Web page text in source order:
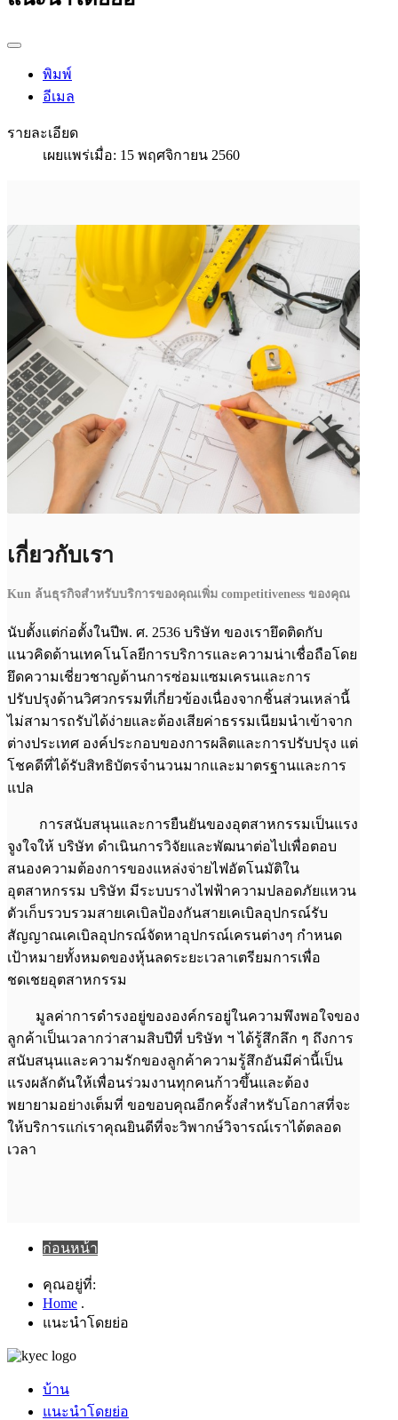
พิมพ์
อีเมล
รายละเอียด
เผยแพร่เมื่อ: 15 พฤศจิกายน 2560
เกี่ยวกับเรา
Kun ล้นธุรกิจสำหรับบริการของคุณเพิ่ม competitiveness ของคุณ
นับตั้งแต่ก่อตั้งในปีพ. ศ. 2536 บริษัท ของเรายึดติดกับ
แนวคิดด้านเทคโนโลยีการบริการและความน่าเชื่อถือโดย
ยึดความเชี่ยวชาญด้านการซ่อมแซมเครนและการ
ปรับปรุงด้านวิศวกรรมที่เกี่ยวข้องเนื่องจากชิ้นส่วนเหล่านี้
ไม่สามารถรับได้ง่ายและต้องเสียค่าธรรมเนียมนำเข้าจาก
ต่างประเทศ องค์ประกอบของการผลิตและการปรับปรุง แต่
โชคดีที่ได้รับสิทธิบัตรจำนวนมากและมาตรฐานและการ
แปล
การสนับสนุนและการยืนยันของอุตสาหกรรมเป็นแรง
จูงใจให้ บริษัท ดำเนินการวิจัยและพัฒนาต่อไปเพื่อตอบ
สนองความต้องการของแหล่งจ่ายไฟอัตโนมัติใน
อุตสาหกรรม บริษัท มีระบบรางไฟฟ้าความปลอดภัยแหวน
ตัวเก็บรวบรวมสายเคเบิลป้องกันสายเคเบิลอุปกรณ์รับ
สัญญาณเคเบิลอุปกรณ์จัดหาอุปกรณ์เครนต่างๆ กำหนด
เป้าหมายทั้งหมดของหุ้นลดระยะเวลาเตรียมการเพื่อ
ชดเชยอุตสาหกรรม
มูลค่าการดำรงอยู่ขององค์กรอยู่ในความพึงพอใจของ
ลูกค้าเป็นเวลากว่าสามสิบปีที่ บริษัท ฯ ได้รู้สึกลึก ๆ ถึงการ
สนับสนุนและความรักของลูกค้าความรู้สึกอันมีค่านี้เป็น
แรงผลักดันให้เพื่อนร่วมงานทุกคนก้าวขึ้นและต้อง
พยายามอย่างเต็มที่ ขอขอบคุณอีกครั้งสำหรับโอกาสที่จะ
ให้บริการแก่เราคุณยินดีที่จะวิพากษ์วิจารณ์เราได้ตลอด
เวลา
ก่อนหน้า
คุณอยู่ที่:
Home .
แนะนำโดยย่อ
บ้าน
แนะนำโดยย่อ